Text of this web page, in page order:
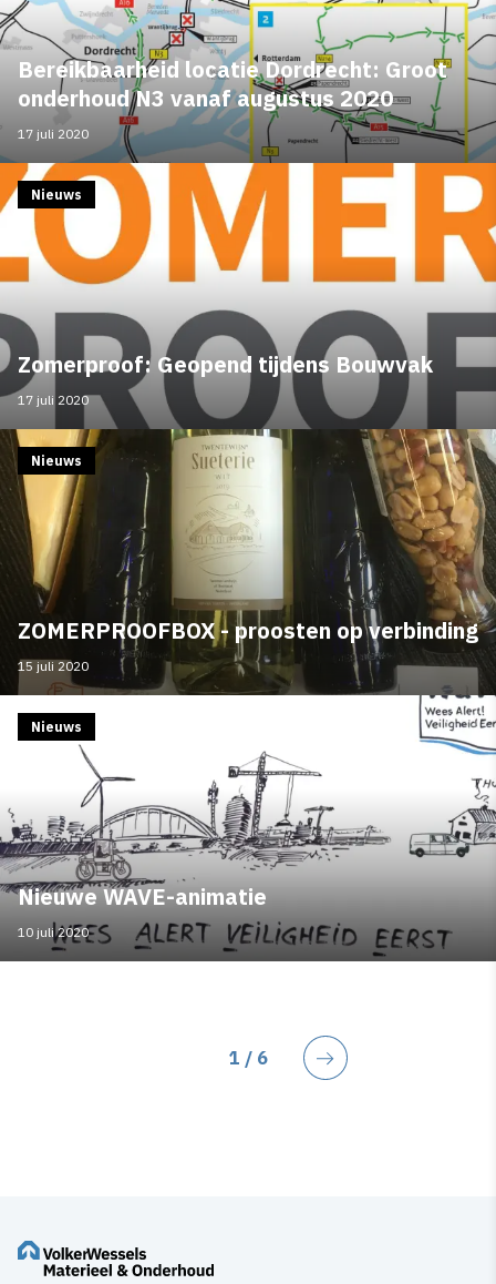
Bereikbaarheid locatie Dordrecht: Groot
onderhoud N3 vanaf augustus 2020
17 juli 2020
Zomerproof: Geopend tijdens Bouwvak
Nieuws
17 juli 2020
ZOMERPROOFBOX - proosten op verbinding
Nieuws
15 juli 2020
Nieuwe WAVE-animatie
Nieuws
10 juli 2020
Huidige pagina
1 / 6
Volgende